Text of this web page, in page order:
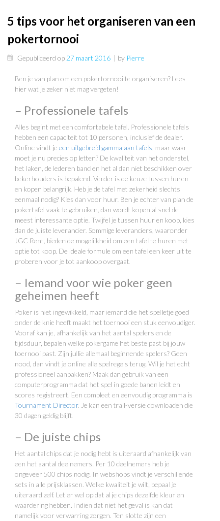
5 tips voor het organiseren van een
pokertornooi
Gepubliceerd op 27 maart 2016 | by Pierre
Ben je van plan om een pokertornooi te organiseren? Lees
hier wat je zeker niet mag vergeten!
– Professionele tafels
Alles begint met een comfortabele tafel. Professionele tafels
hebben een capaciteit tot 10 personen, inclusief de dealer.
Online vindt je een uitgebreid gamma aan tafels , maar waar
moet je nu precies op letten? De kwaliteit van het onderstel,
het laken, de lederen band en het al dan niet beschikken over
bekerhouders is bepalend. Verder is de keuze tussen huren
en kopen belangrijk. Heb je de tafel met zekerheid slechts
eenmaal nodig? Kies dan voor huur. Ben je echter van plan de
pokertafel vaak te gebruiken, dan wordt kopen al snel de
meest interessante optie. Twijfel je tussen huur en koop, kies
dan de juiste leverancier. Sommige leveranciers, waaronder
JGC Rent, bieden de mogelijkheid om een tafel te huren met
optie tot koop. De ideale formule om een tafel een keer uit te
proberen voor je tot aankoop overgaat.
– Iemand voor wie poker geen
geheimen heeft
Poker is niet ingewikkeld, maar iemand die het spelletje goed
onder de knie heeft maakt het toernooi een stuk eenvoudiger.
Vooraf kan je, afhankelijk van het aantal spelers en de
tijdsduur, bepalen welke pokergame het beste past bij jouw
toernooi past. Zijn jullie allemaal beginnende spelers? Geen
nood, dan vindt je online alle spelregels terug. Wil je het echt
professioneel aanpakken? Maak dan gebruik van een
computerprogramma dat het spel in goede banen leidt en
scores registreert. Een compleet en eenvoudig programma is
Tournament Director. Je kan een trail-versie downloaden die
30 dagen geldig blijft.
– De juiste chips
Het aantal chips dat je nodig hebt is uiteraard afhankelijk van
een het aantal deelnemers. Per 10 deelnemers heb je
ongeveer 500 chips nodig. In webshops vindt je verschillende
sets in alle prijsklassen. Welke kwaliteit je wilt, bepaal je
uiteraard zelf. Let er wel op dat al je chips dezelfde kleur en
waardering hebben. Indien dat niet het geval is kan dat
namelijk voor verwarring zorgen. Ten slotte zijn een